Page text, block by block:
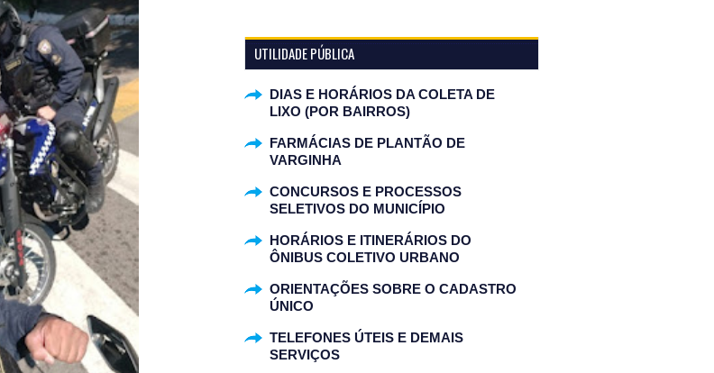
UTILIDADE PÚBLICA
DIAS E HORÁRIOS DA COLETA DE
LIXO (POR BAIRROS)
FARMÁCIAS DE PLANTÃO DE
VARGINHA
CONCURSOS E PROCESSOS
SELETIVOS DO MUNICÍPIO
HORÁRIOS E ITINERÁRIOS DO
ÔNIBUS COLETIVO URBANO
ORIENTAÇÕES SOBRE O CADASTRO
ÚNICO
TELEFONES ÚTEIS E DEMAIS
SERVIÇOS